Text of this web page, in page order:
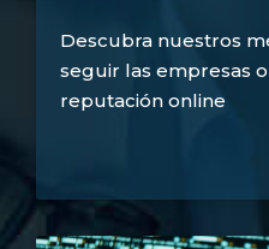
Descubra nuestros
seguir las empresas
reputación online